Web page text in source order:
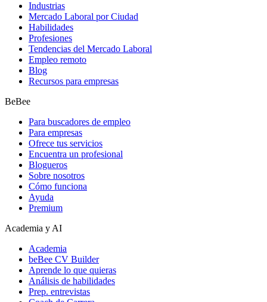
Industrias
Mercado Laboral por Ciudad
Habilidades
Profesiones
Tendencias del Mercado Laboral
Empleo remoto
Blog
Recursos para empresas
BeBee
Para buscadores de empleo
Para empresas
Ofrece tus servicios
Encuentra un profesional
Blogueros
Sobre nosotros
Cómo funciona
Ayuda
Premium
Academia y AI
Academia
beBee CV Builder
Aprende lo que quieras
Análisis de habilidades
Prep. entrevistas